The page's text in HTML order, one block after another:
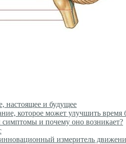
настоящее и будущее
которое может улучшить время
симптомы и почему оно возникает?
измеритель